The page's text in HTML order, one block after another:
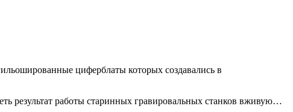
циферблаты которых создавались в
результат работы старинных гравировальных станков вживую…